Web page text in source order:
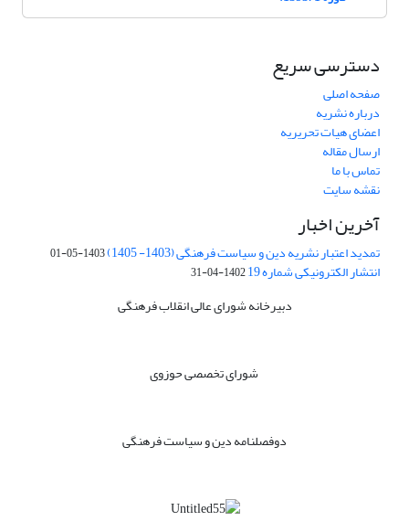
دسترسی سریع
صفحه اصلی
درباره نشریه
اعضای هیات تحریریه
ارسال مقاله
تماس با ما
نقشه سایت
آخرین اخبار
تمدید اعتبار نشریه دین و سیاست فرهنگی (1403- 1405) 1403-05-01
انتشار الکترونیکی شماره 19 1402-04-31
دبیرخانه شورای عالی انقلاب فرهنگی
شورای تخصصی حوزوی
دوفصلنامه دین و سیاست فرهنگی